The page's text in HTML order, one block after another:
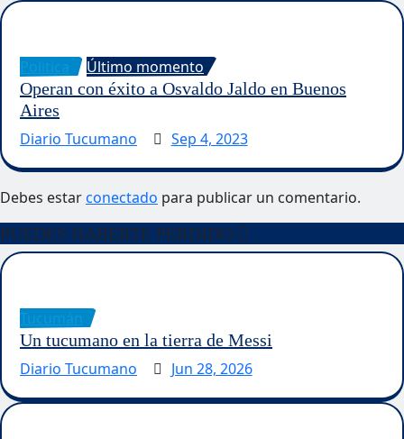
Último momento
Operan con éxito a Osvaldo Jaldo en Buenos
Aires
Diario Tucumano
Sep 4, 2023
Debes estarconectado para publicar un comentario.
PUEDES HABERTE PERDIDO
Un tucumano en la tierra de Messi
Diario Tucumano
Jun 28, 2026